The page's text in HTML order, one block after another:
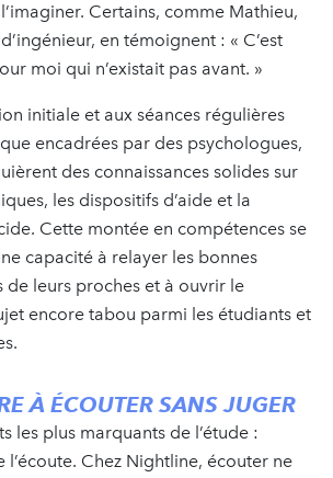
Certains, comme Mathieu,
en témoignent : « C’est
moi qui n’existait pas avant. »
initiale et aux séances régulières
encadrées par des psychologues,
des connaissances solides sur
les dispositifs d’aide et la
Cette montée en compétences se
capacité à relayer les bonnes
de leurs proches et à ouvrir le
encore tabou parmi les étudiants et
À ÉCOUTER SANS JUGER
les plus marquants de l’étude :
l’écoute. Chez Nightline, écouter ne